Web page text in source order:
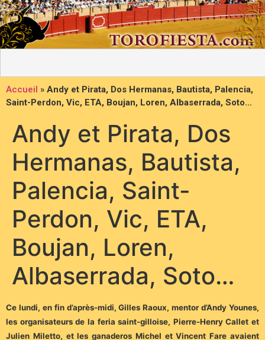
Accueil » Andy et Pirata, Dos Hermanas, Bautista, Palencia,
Saint-Perdon, Vic, ETA, Boujan, Loren, Albaserrada, Soto…
Andy et Pirata, Dos
Hermanas, Bautista,
Palencia, Saint-
Perdon, Vic, ETA,
Boujan, Loren,
Albaserrada, Soto…
Ce lundi, en fin d’après-midi, Gilles Raoux, mentor d’Andy Younes,
les organisateurs de la feria saint-gilloise, Pierre-Henry Callet et
Julien Miletto, et les ganaderos Michel et Vincent Fare avaient